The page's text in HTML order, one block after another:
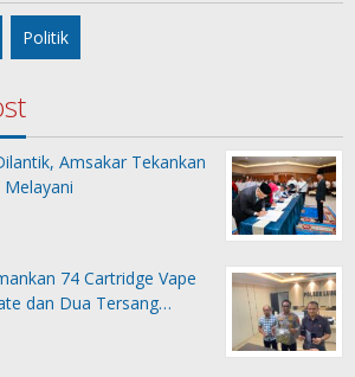
Politik
Amsakar Tekankan
74 Cartridge Vape
dan Dua Tersang…